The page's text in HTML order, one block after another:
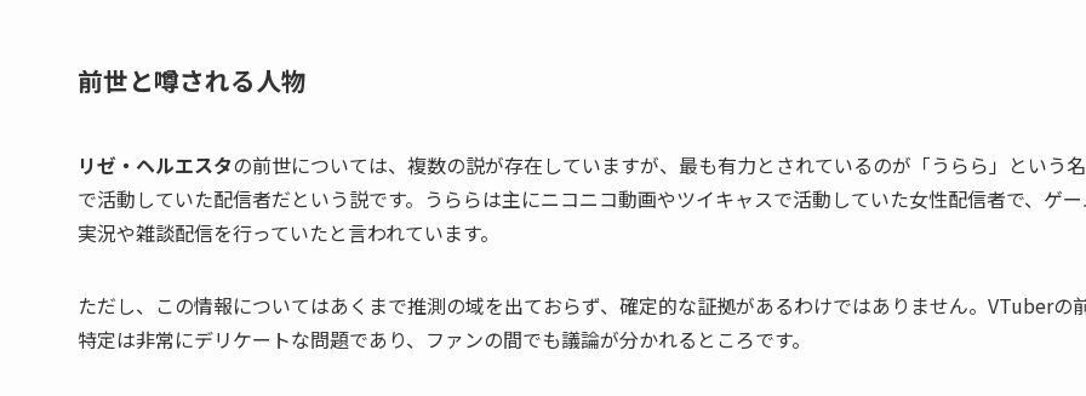
前世と噂される人物
リゼ・ヘルエスタの前世については、複数の説が存在していますが、最も有力とされているのが「うらら」という
で活動していた配信者だという説です。うららは主にニコニコ動画やツイキャスで活動していた女性配信者で、ゲ
実況や雑談配信を行っていたと言われています。
ただし、この情報についてはあくまで推測の域を出ておらず、確定的な証拠があるわけではありません。VTuberの
特定は非常にデリケートな問題であり、ファンの間でも議論が分かれるところです。